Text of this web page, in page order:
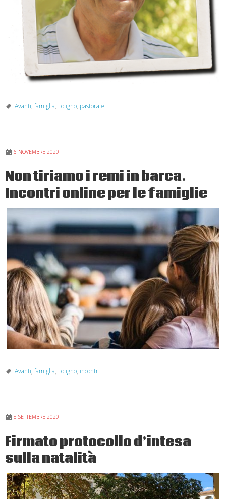
Avanti, famiglia, Foligno, pastorale
6 NOVEMBRE 2020
Non tiriamo i remi in barca.
Incontri online per le famiglie
Avanti, famiglia, Foligno, incontri
8 SETTEMBRE 2020
Firmato protocollo d’intesa
sulla natalità